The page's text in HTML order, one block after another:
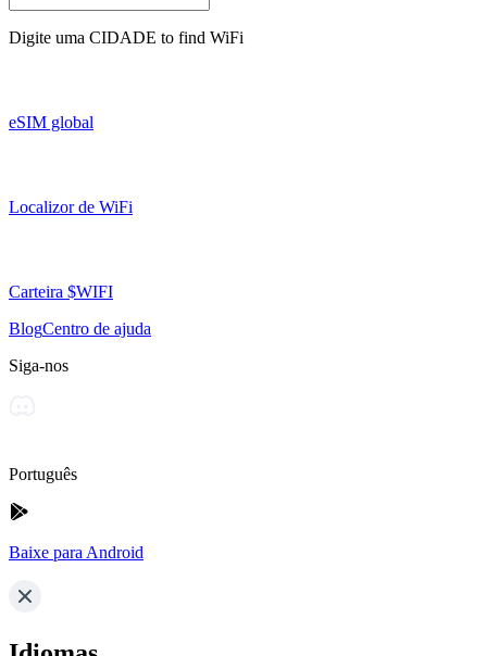
Digite uma CIDADE to find WiFi
eSIM global
Localizor de WiFi
Carteira $WIFI
BlogCentro de ajuda
Siga-nos
Português
Baixe para Android